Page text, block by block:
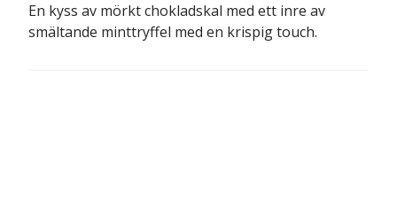
En kyss av mörkt chokladskal med ett inre av
smältande minttryffel med en krispig touch.